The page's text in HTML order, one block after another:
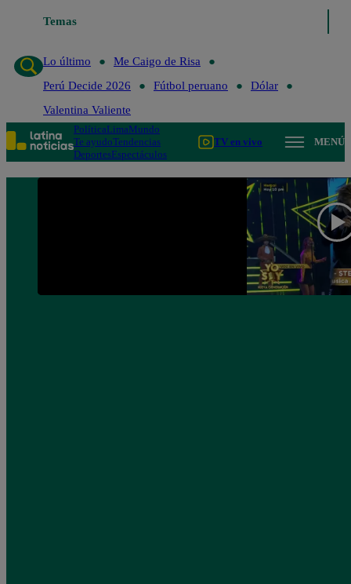
Temas
Lo último
Me Caigo de Risa
Perú Decide 2026
Fútbol peruano
Dólar
Valentina Valiente
PolíticaLimaMundo
Te ayudoTendencias
DeportesEspectáculos
TV en vivo MENÚ